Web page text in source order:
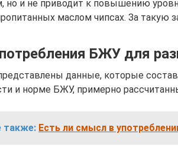
но и не приводит к повышению
маслом чипсах. За такую
БЖУ для
данные, которые
и норме БЖУ, примерно
также: Есть ли смысл в